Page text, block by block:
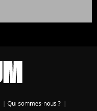
| Qui sommes-nous ? |